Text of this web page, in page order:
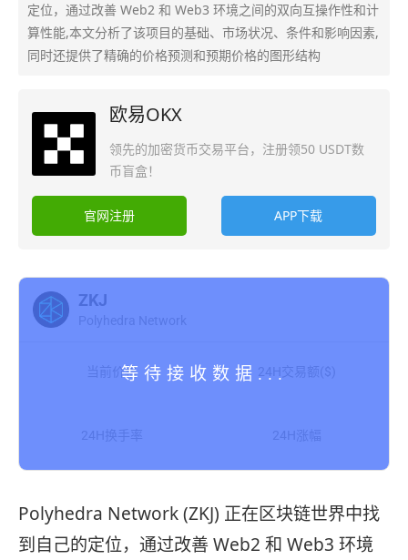
定位，通过改善 Web2 和 Web3 环境之间的双向互操作性和计
算性能,本文分析了该项目的基础、市场状况、条件和影响因素,
同时还提供了精确的价格预测和预期价格的图形结构
欧易OKX
领先的加密货币交易平台，注册领50 USDT数
币盲盒！
官网注册 APP下载
ZKJ
Polyhedra Network
当前价格 24H交易额($)
24H换手率 24H涨幅
Polyhedra Network (ZKJ) 正在区块链世界中找
到自己的定位，通过改善 Web2 和 Web3 环境